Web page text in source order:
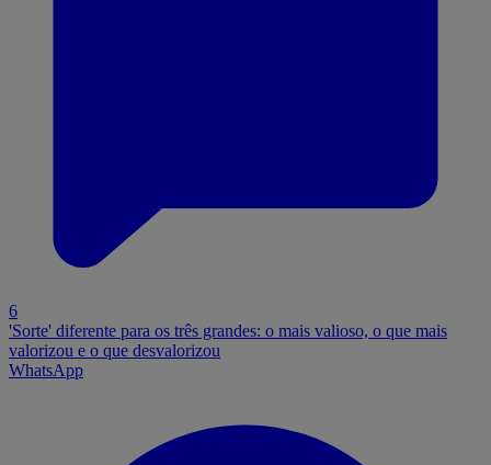
6
'Sorte' diferente para os três grandes: o mais valioso, o que mais
valorizou e o que desvalorizou
WhatsApp